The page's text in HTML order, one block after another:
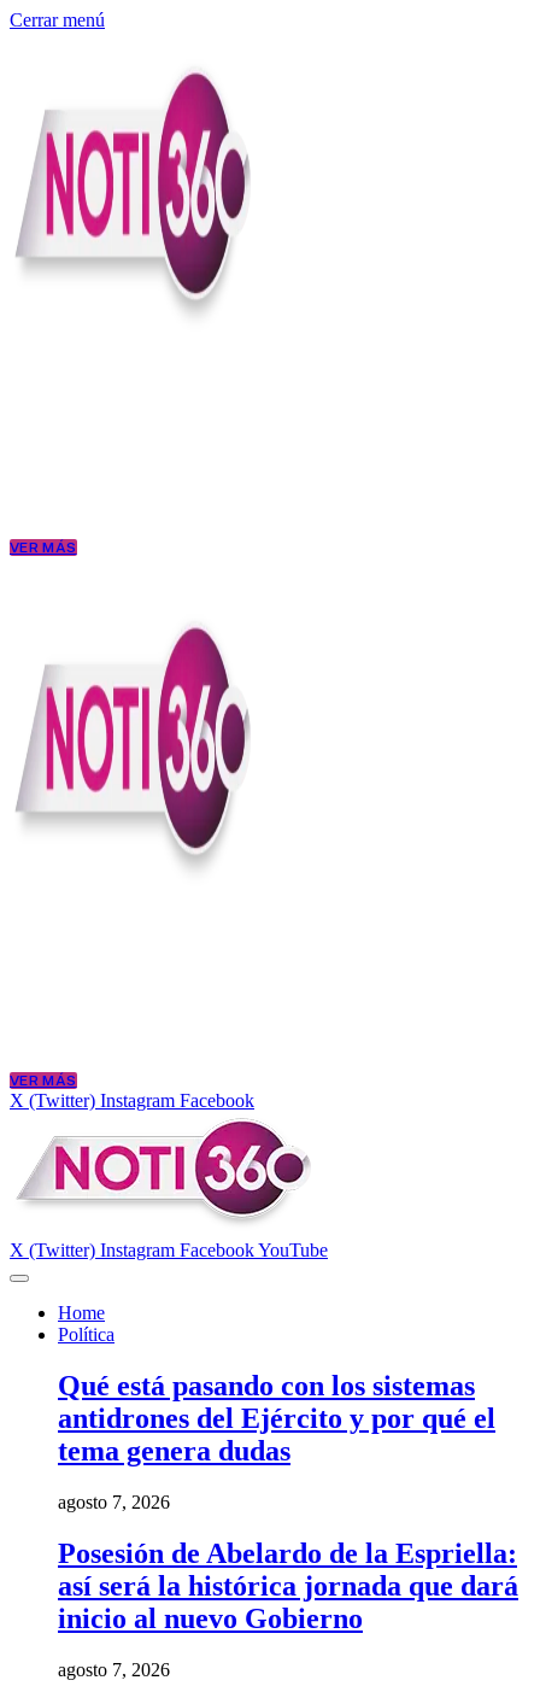
Cerrar menú
VER MÁS
VER MÁS
X (Twitter) Instagram Facebook
X (Twitter) Instagram FacebookYouTube
Home
Política
Qué está pasando con los sistemas
antidrones del Ejército y por qué el
tema genera dudas
agosto 7, 2026
Posesión de Abelardo de la Espriella:
así será la histórica jornada que dará
inicio al nuevo Gobierno
agosto 7, 2026